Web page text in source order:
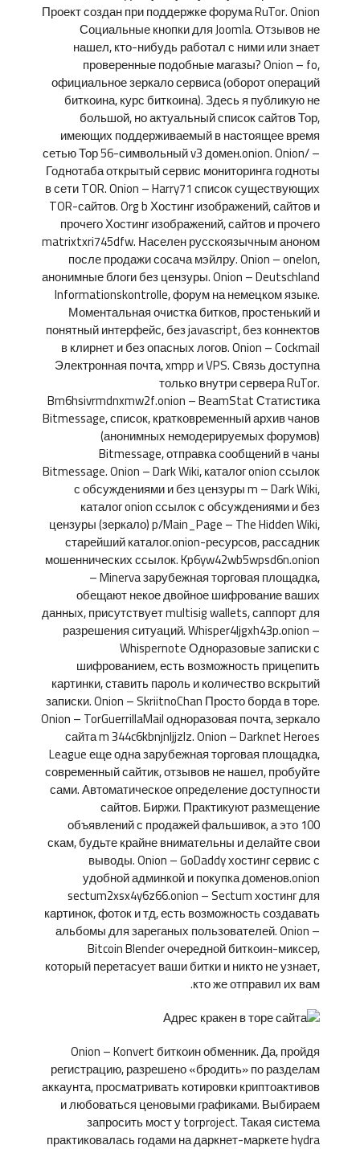
Проект создан при поддержке форума RuTor. Onion
Социальные кнопки для Joomla. Отзывов не
нашел, кто-нибудь работал с ними или знает
проверенные подобные магазы? Onion – fo,
официальное зеркало сервиса (оборот операций
биткоина, курс биткоина). Здесь я публикую не
большой, но актуальный список сайтов Тор,
имеющих поддерживаемый в настоящее время
сетью Тор 56-символьный v3 домен.onion. Onion/ –
Годнотаба открытый сервис мониторинга годноты
в сети TOR. Onion – Harry71 список существующих
TOR-сайтов. Org b Хостинг изображений, сайтов и
прочего Хостинг изображений, сайтов и прочего
matrixtxri745dfw. Населен русскоязычным аноном
после продажи сосача мэйлру. Onion – onelon,
анонимные блоги без цензуры. Onion – Deutschland
Informationskontrolle, форум на немецком языке.
Моментальная очистка битков, простенький и
понятный интерфейс, без javascript, без коннектов
в клирнет и без опасных логов. Onion – Cockmail
Электронная почта, xmpp и VPS. Связь доступна
только внутри сервера RuTor.
Bm6hsivrmdnxmw2f.onion – BeamStat Статистика
Bitmessage, список, кратковременный архив чанов
(анонимных немодерируемых форумов)
Bitmessage, отправка сообщений в чаны
Bitmessage. Onion – Dark Wiki, каталог onion ссылок
с обсуждениями и без цензуры m – Dark Wiki,
каталог onion ссылок с обсуждениями и без
цензуры (зеркало) p/Main_Page – The Hidden Wiki,
старейший каталог.onion-ресурсов, рассадник
мошеннических ссылок. Kp6yw42wb5wpsd6n.onion
– Minerva зарубежная торговая площадка,
обещают некое двойное шифрование ваших
данных, присутствует multisig wallets, саппорт для
разрешения ситуаций. Whisper4ljgxh43p.onion –
Whispernote Одноразовые записки с
шифрованием, есть возможность прицепить
картинки, ставить пароль и количество вскрытий
записки. Onion – SkriitnoChan Просто борда в торе.
Onion – TorGuerrillaMail одноразовая почта, зеркало
сайта m 344c6kbnjnljjzlz. Onion – Darknet Heroes
League еще одна зарубежная торговая площадка,
современный сайтик, отзывов не нашел, пробуйте
сами. Автоматическое определение доступности
сайтов. Биржи. Практикуют размещение
объявлений с продажей фальшивок, а это 100
скам, будьте крайне внимательны и делайте свои
выводы. Onion – GoDaddy хостинг сервис с
удобной админкой и покупка доменов.onion
sectum2xsx4y6z66.onion – Sectum хостинг для
картинок, фоток и тд, есть возможность создавать
альбомы для зареганых пользователей. Onion –
Bitcoin Blender очередной биткоин-миксер,
который перетасует ваши битки и никто не узнает,
кто же отправил их вам.
Onion – Konvert биткоин обменник. Да, пройдя
регистрацию, разрешено «бродить» по разделам
аккаунта, просматривать котировки криптоактивов
и любоваться ценовыми графиками. Выбираем
запросить мост у torproject. Такая система
практиковалась годами на даркнет-маркете hydra